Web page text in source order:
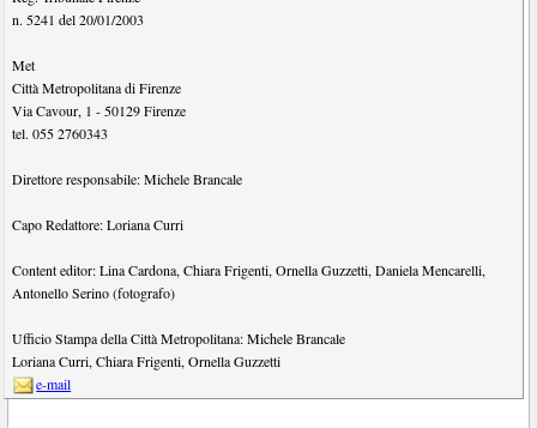
n. 5241 del 20/01/2003
Met
Città Metropolitana di Firenze
Via Cavour, 1 - 50129 Firenze
tel.055 2760343
Direttore responsabile:Michele Brancale
Capo Redattore:Loriana Curri
Content editor:Lina Cardona,Chiara Frigenti,Ornella Guzzetti,Daniela Mencarelli,
Antonello Serino (fotografo)
Ufficio Stampa della Città Metropolitana:Michele Brancale
Loriana Curri,Chiara Frigenti,Ornella Guzzetti
e-mail